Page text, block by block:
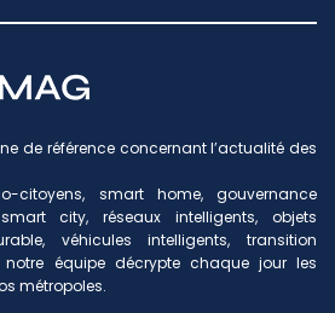
de référence concernant l’actualité des
citoyens, smart home, gouvernance
city, réseaux intelligents, objets
véhicules intelligents, transition
notre équipe décrypte chaque jour les
métropoles.